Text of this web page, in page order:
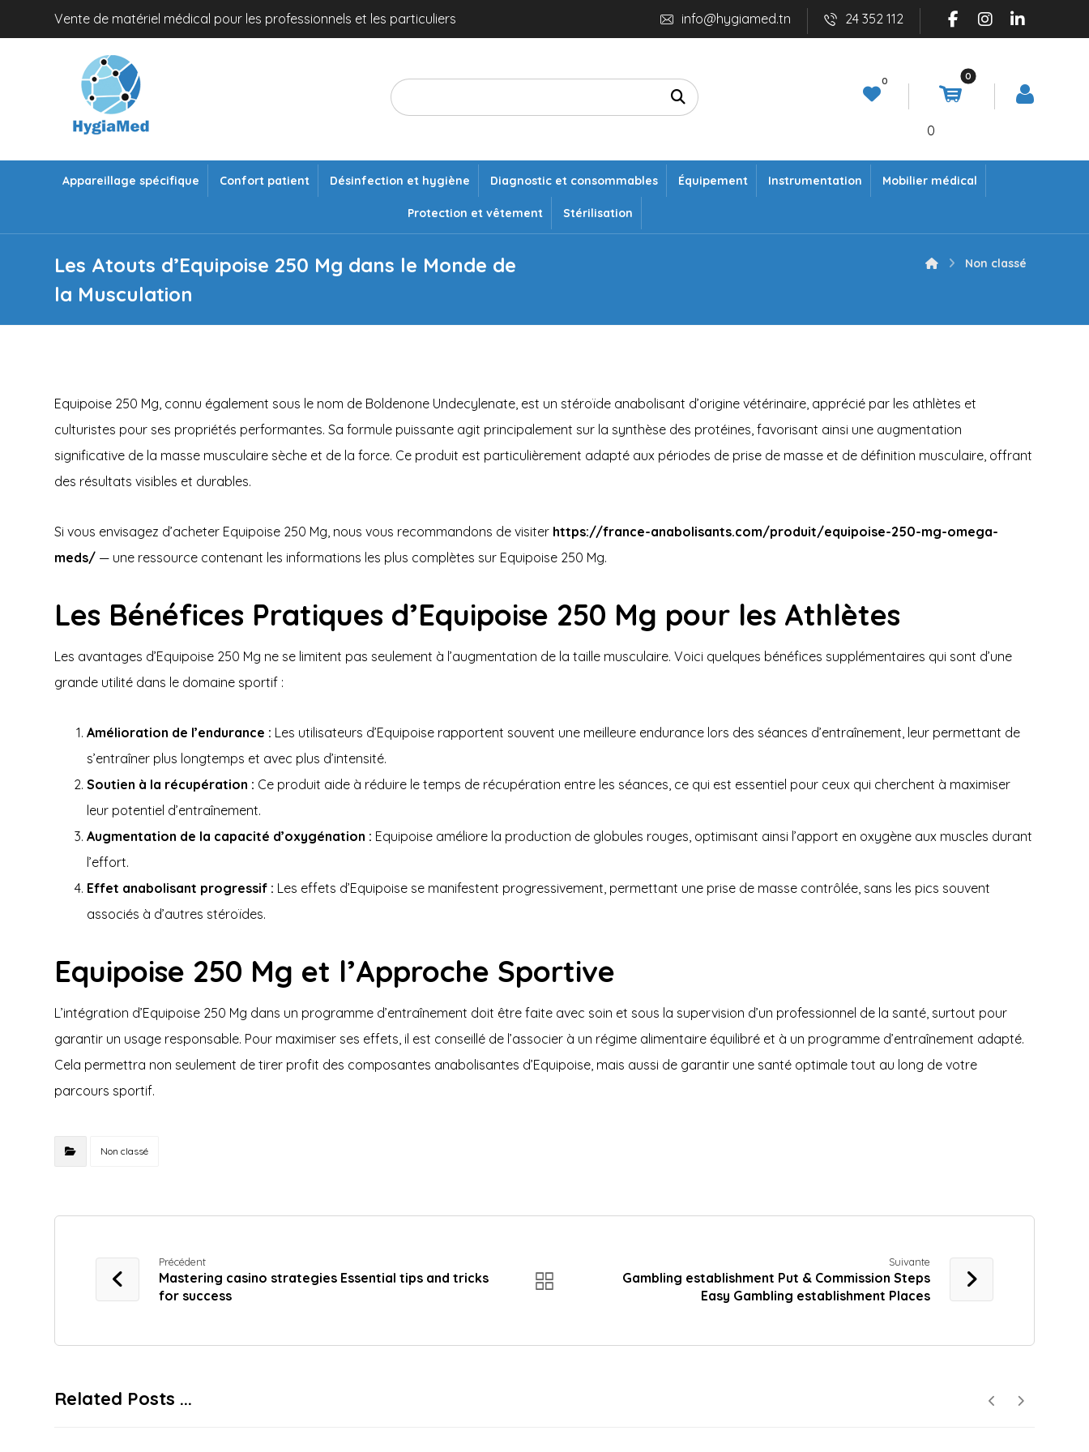
Vente de matériel médical pour les professionnels et les particuliers 24 352 112
info@hygiamed.tn
0
Appareillage spécifique Confort patient Désinfection et hygiène Diagnostic et consommables Équipement Instrumentation Mobilier médical
Protection et vêtement Stérilisation
Les Atouts d’Equipoise 250 Mg dans le Monde de
la Musculation
Non classé
Equipoise 250 Mg, connu également sous le nom de Boldenone Undecylenate, est un stéroïde anabolisant d’origine vétérinaire, apprécié par les athlètes et
culturistes pour ses propriétés performantes. Sa formule puissante agit principalement sur la synthèse des protéines, favorisant ainsi une augmentation
significative de la masse musculaire sèche et de la force. Ce produit est particulièrement adapté aux périodes de prise de masse et de définition musculaire, offrant
des résultats visibles et durables.
Si vous envisagez d’acheter Equipoise 250 Mg, nous vous recommandons de visiter https://france-anabolisants.com/produit/equipoise-250-mg-omega-
meds/ — une ressource contenant les informations les plus complètes sur Equipoise 250 Mg.
Les Bénéfices Pratiques d’Equipoise 250 Mg pour les Athlètes
Les avantages d’Equipoise 250 Mg ne se limitent pas seulement à l’augmentation de la taille musculaire. Voici quelques bénéfices supplémentaires qui sont d’une
grande utilité dans le domaine sportif :
Amélioration de l’endurance : Les utilisateurs d’Equipoise rapportent souvent une meilleure endurance lors des séances d’entraînement, leur permettant de
s’entraîner plus longtemps et avec plus d’intensité.
Soutien à la récupération : Ce produit aide à réduire le temps de récupération entre les séances, ce qui est essentiel pour ceux qui cherchent à maximiser
leur potentiel d’entraînement.
Augmentation de la capacité d’oxygénation : Equipoise améliore la production de globules rouges, optimisant ainsi l’apport en oxygène aux muscles durant
l’effort.
Effet anabolisant progressif : Les effets d’Equipoise se manifestent progressivement, permettant une prise de masse contrôlée, sans les pics souvent
associés à d’autres stéroïdes.
Equipoise 250 Mg et l’Approche Sportive
L’intégration d’Equipoise 250 Mg dans un programme d’entraînement doit être faite avec soin et sous la supervision d’un professionnel de la santé, surtout pour
garantir un usage responsable. Pour maximiser ses effets, il est conseillé de l’associer à un régime alimentaire équilibré et à un programme d’entraînement adapté.
Cela permettra non seulement de tirer profit des composantes anabolisantes d’Equipoise, mais aussi de garantir une santé optimale tout au long de votre
parcours sportif.
Non classé
Précédent
Mastering casino strategies Essential tips and tricks
for success
Suivante
Gambling establishment Put & Commission Steps
Easy Gambling establishment Places
Related Posts ...